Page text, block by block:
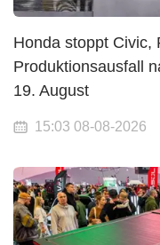
Honda stoppt Civic,
Produktionsausfall
19. August
15:03 08-08-2026